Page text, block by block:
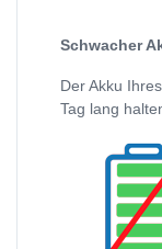
Schwacher
Der Akku
Tag lang